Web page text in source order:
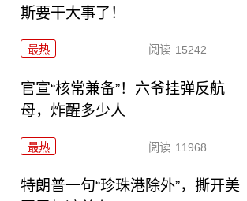
斯要干大事了！
最热 阅读 15242
官宣“核常兼备”！六爷挂弹反航
母，炸醒多少人
最热 阅读 11968
特朗普一句“珍珠港除外”，撕开美